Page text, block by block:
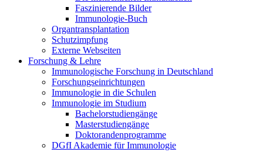
Faszinierende Bilder
Immunologie-Buch
Organtransplantation
Schutzimpfung
Externe Webseiten
Forschung & Lehre
Immunologische Forschung in Deutschland
Forschungseinrichtungen
Immunologie in die Schulen
Immunologie im Studium
Bachelorstudiengänge
Masterstudiengänge
Doktorandenprogramme
DGfI Akademie für Immunologie